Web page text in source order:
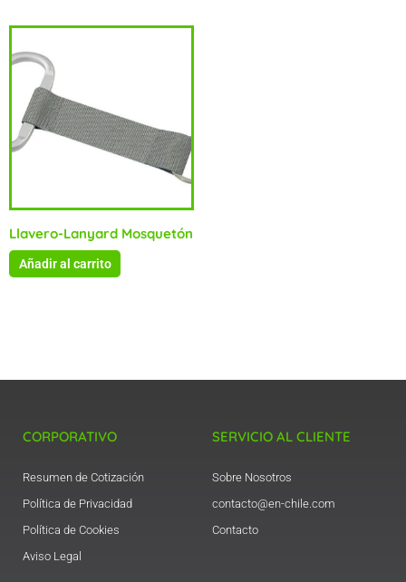
Llavero-Lanyard Mosquetón
Añadir al carrito
CORPORATIVO
Resumen de Cotización
Política de Privacidad
Política de Cookies
Aviso Legal
SERVICIO AL CLIENTE
Sobre Nosotros
contacto@en-chile.com
Contacto